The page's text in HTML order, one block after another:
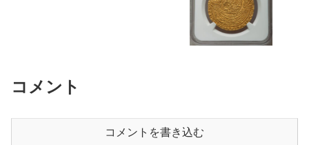
コメント
コメントを書き込む